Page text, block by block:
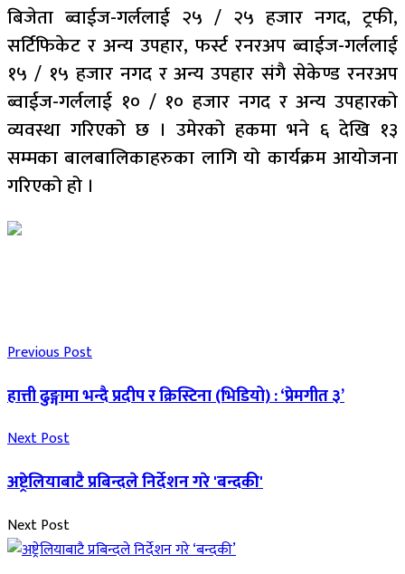
बिजेता ब्वाईज-गर्ललाई २५ / २५ हजार नगद, ट्रफी,
सर्टिफिकेट र अन्य उपहार, फर्स्ट रनरअप ब्वाईज-गर्ललाई
१५ / १५ हजार नगद र अन्य उपहार संगै सेकेण्ड रनरअप
ब्वाईज-गर्ललाई १० / १० हजार नगद र अन्य उपहारको
व्यवस्था गरिएको छ । उमेरको हकमा भने ६ देखि १३
सम्मका बालबालिकाहरुका लागि यो कार्यक्रम आयोजना
गरिएको हो ।
Previous Post
हात्ती ढुङ्गामा भन्दै प्रदीप र क्रिस्टिना (भिडियो) : ‘प्रेमगीत ३’
Next Post
अष्ट्रेलियाबाटै प्रबिन्दले निर्देशन गरे 'बन्दकी'
Next Post